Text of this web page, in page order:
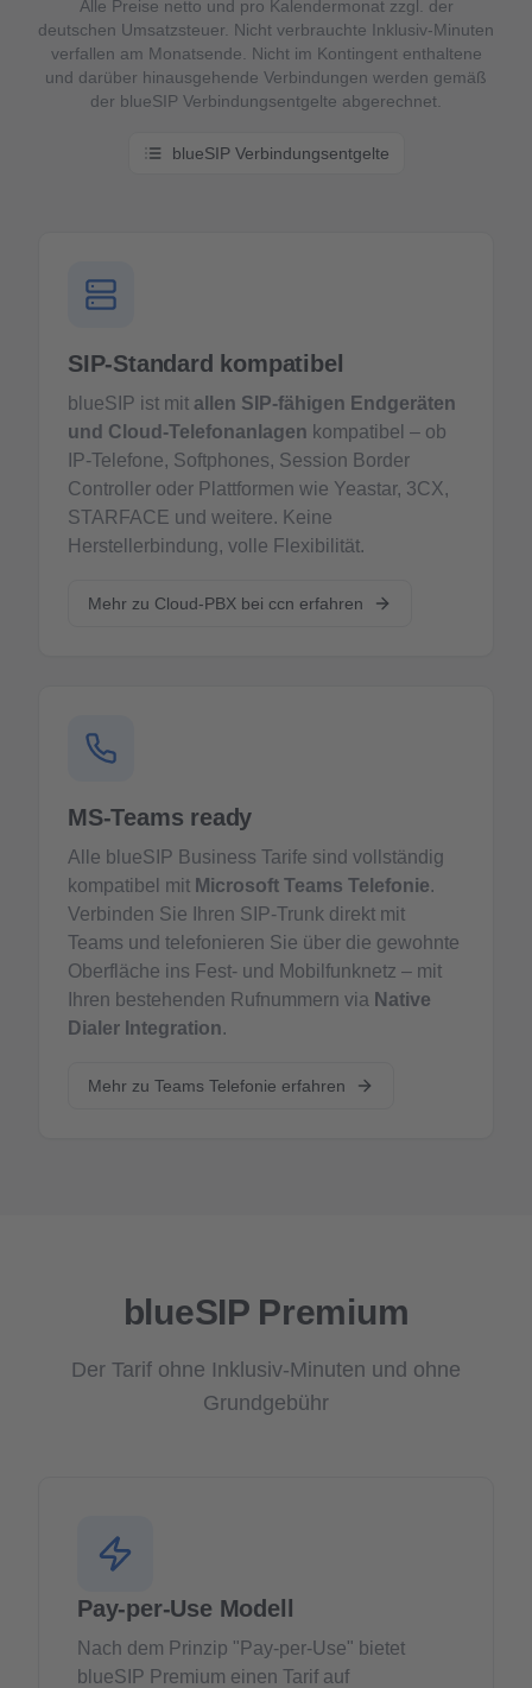
Alle Preise netto und pro Kalendermonat zzgl. der
deutschen Umsatzsteuer. Nicht verbrauchte Inklusiv-Minuten
verfallen am Monatsende. Nicht im Kontingent enthaltene
und darüber hinausgehende Verbindungen werden gemäß
der blueSIP Verbindungsentgelte abgerechnet.
blueSIP Verbindungsentgelte
SIP-Standard kompatibel
blueSIP ist mit allen SIP-fähigen Endgeräten
und Cloud-Telefonanlagen kompatibel – ob
IP-Telefone, Softphones, Session Border
Controller oder Plattformen wie Yeastar, 3CX,
STARFACE und weitere. Keine
Herstellerbindung, volle Flexibilität.
Mehr zu Cloud-PBX bei ccn erfahren
MS-Teams ready
Alle blueSIP Business Tarife sind vollständig
kompatibel mit Microsoft Teams Telefonie.
Verbinden Sie Ihren SIP-Trunk direkt mit
Teams und telefonieren Sie über die gewohnte
Oberfläche ins Fest- und Mobilfunknetz – mit
Ihren bestehenden Rufnummern via Native
Dialer Integration.
Mehr zu Teams Telefonie erfahren
blueSIP Premium
Der Tarif ohne Inklusiv-Minuten und ohne
Grundgebühr
Pay-per-Use Modell
Nach dem Prinzip "Pay-per-Use" bietet
blueSIP Premium einen Tarif auf